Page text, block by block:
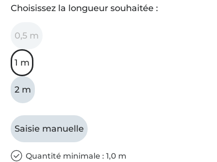
Choisissez la longueur souhaitée :
0,5 m
1 m
2 m
Saisie manuelle
Quantité minimale : 1,0 m